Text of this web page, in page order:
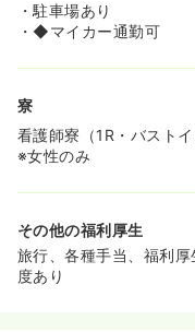
・駐車場あり
・◆マイカー通勤可
寮
看護師寮（1R・バスト
※女性のみ
その他の福利厚生
旅行、各種手当、福利
度あり